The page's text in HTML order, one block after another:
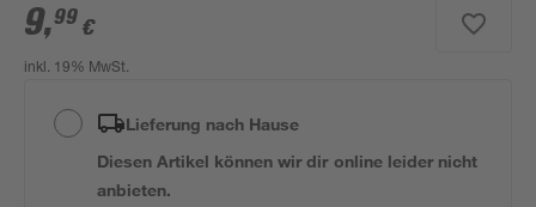
9,99 €
inkl. 19% MwSt.
Lieferung nach Hause
Diesen Artikel können wir dir online leider nicht
anbieten.